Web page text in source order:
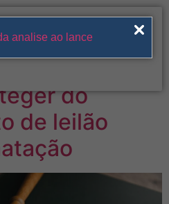
de
do
de leilão